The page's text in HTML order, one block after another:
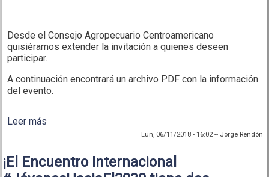
Desde el Consejo Agropecuario Centroamericano
quisiéramos extender la invitación a quienes deseen
participar.
A continuación encontrará un archivo PDF con la información
del evento.
Leer más
en la Cumbre de Jóvenes Emprendedores Agro-
Lun, 06/11/2018 - 16:02-- Jorge Rendón
¡El Encuentro Internacional